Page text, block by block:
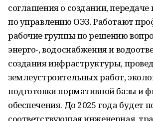
соглашения о создании,
по управлению ОЭЗ. Работают
рабочие группы по решению
энерго-, водоснабжения и
создания инфраструктуры,
землеустроительных работ,
подготовки нормативной базы и
обеспечения. До 2025 года будет